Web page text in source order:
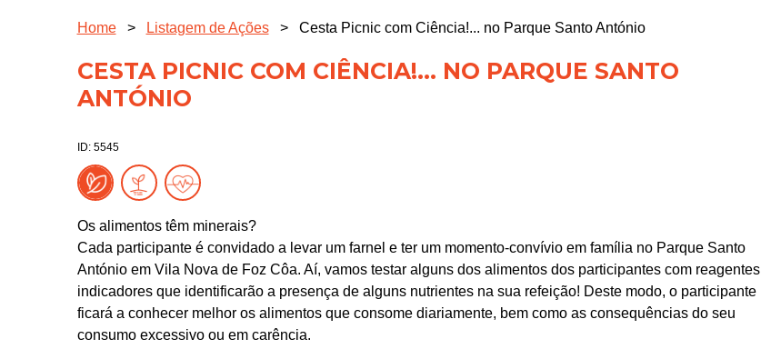
Home > Listagem de Ações > Cesta Picnic com Ciência!... no Parque Santo António
CESTA PICNIC COM CIÊNCIA!... NO PARQUE SANTO
ANTÓNIO
ID: 5545
Os alimentos têm minerais?
Cada participante é convidado a levar um farnel e ter um momento-convívio em família no Parque Santo
António em Vila Nova de Foz Côa. Aí, vamos testar alguns dos alimentos dos participantes com reagentes
indicadores que identificarão a presença de alguns nutrientes na sua refeição! Deste modo, o participante
ficará a conhecer melhor os alimentos que consome diariamente, bem como as consequências do seu
consumo excessivo ou em carência.